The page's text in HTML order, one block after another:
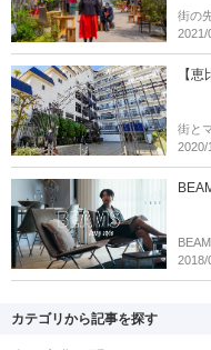
街の
2021/
【
街と
2020/
2018/
カテゴリから記事を探す